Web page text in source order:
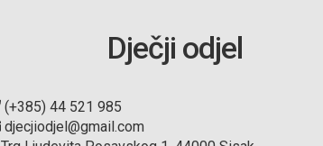
Dječji odjel
(+385) 44 521 985
djecjiodjel@gmail.com